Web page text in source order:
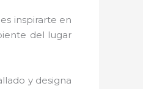
inspirarte en
del lugar
y designa